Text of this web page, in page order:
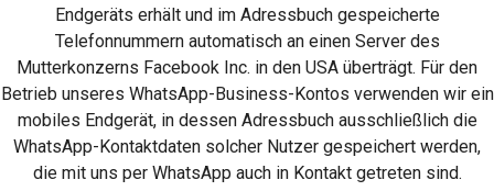
Endgeräts erhält und im Adressbuch gespeicherte
Telefonnummern automatisch an einen Server des
Mutterkonzerns Facebook Inc. in den USA überträgt. Für den
Betrieb unseres WhatsApp-Business-Kontos verwenden wir ein
mobiles Endgerät, in dessen Adressbuch ausschließlich die
WhatsApp-Kontaktdaten solcher Nutzer gespeichert werden,
die mit uns per WhatsApp auch in Kontakt getreten sind.